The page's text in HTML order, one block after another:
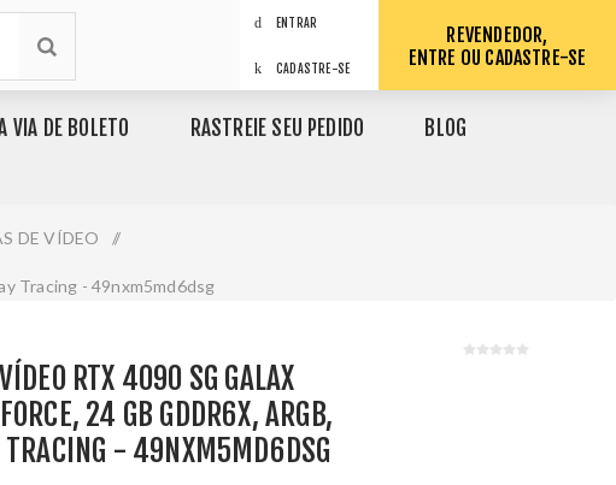
ENTRAR
CADASTRE-SE
REVENDEDOR,
ENTRE OU CADASTRE-SE
VIA DE BOLETO RASTREIE SEU PEDIDO BLOG
DE VÍDEO /
Tracing - 49nxm5md6dsg
RTX 4090 SG GALAX
24 GB GDDR6X, ARGB,
TRACING - 49NXM5MD6DSG